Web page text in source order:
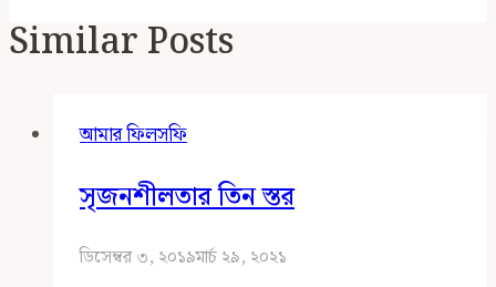
Similar Posts
আমার ফিলসফি
সৃজনশীলতার তিন স্তর
ডিসেম্বর ৩, ২০১৯মার্চ ২৯, ২০২১